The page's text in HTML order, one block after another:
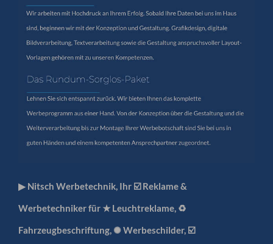
▶︎ Nitsch Werbetechnik, Ihr ☑️ Reklame &
Werbetechniker für ★ Leuchtreklame, ♻
Fahrzeugbeschriftung, ✺ Werbeschilder, ☑️